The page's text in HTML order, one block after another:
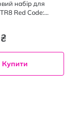
набір для
Red Code:
Купити